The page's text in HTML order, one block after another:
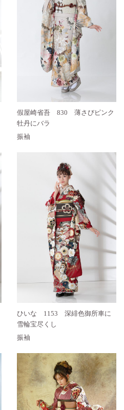
假屋崎省吾 830 薄さびピンク
牡丹にバラ
振袖
ひいな 1153 深緋色御所車に
雪輪宝尽くし
振袖